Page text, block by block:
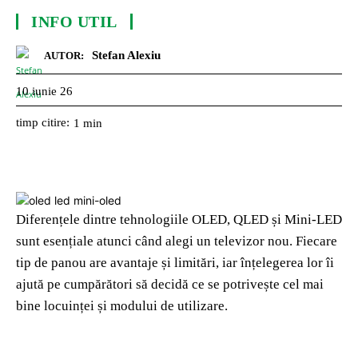
INFO UTIL
AUTOR: Stefan Alexiu
10 iunie 26
timp citire: 1 min
Diferențele dintre tehnologiile OLED, QLED și Mini‑LED
sunt esențiale atunci când alegi un televizor nou. Fiecare
tip de panou are avantaje și limitări, iar înțelegerea lor îi
ajută pe cumpărători să decidă ce se potrivește cel mai
bine locuinței și modului de utilizare.